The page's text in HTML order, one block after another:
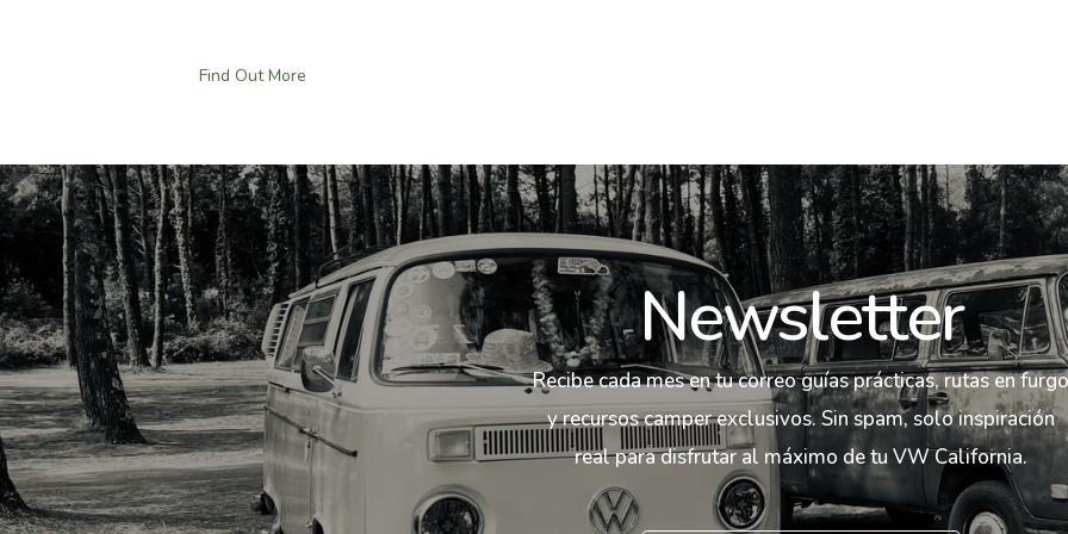
Find Out More
Newsletter
Recibe cada mes en tu correo guías prácticas, rutas en furgo
y recursos camper exclusivos. Sin spam, solo inspiración
real para disfrutar al máximo de tu VW California.